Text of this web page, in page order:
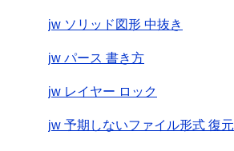
jw ソリッド図形 中抜き
jw パース 書き方
jw レイヤー ロック
jw 予期しないファイル形式 復元